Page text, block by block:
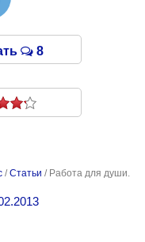
8
/Статьи / Работа для души.